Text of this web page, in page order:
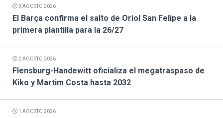
3 AGOSTO 2026
El Barça confirma el salto de Oriol San Felipe a la
primera plantilla para la 26/27
2 AGOSTO 2026
Flensburg-Handewitt oficializa el megatraspaso de
Kiko y Martim Costa hasta 2032
1 AGOSTO 2026